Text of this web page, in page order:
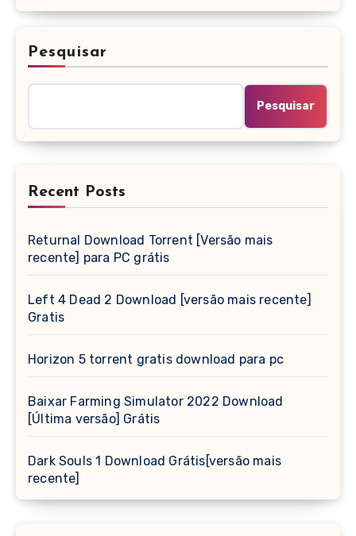
Pesquisar
Pesquisar
Recent Posts
Returnal Download Torrent [Versão mais
recente] para PC grátis
Left 4 Dead 2 Download [versão mais recente]
Gratis
Horizon 5 torrent gratis download para pc
Baixar Farming Simulator 2022 Download
[Última versão] Grátis
Dark Souls 1 Download Grátis[versão mais
recente]